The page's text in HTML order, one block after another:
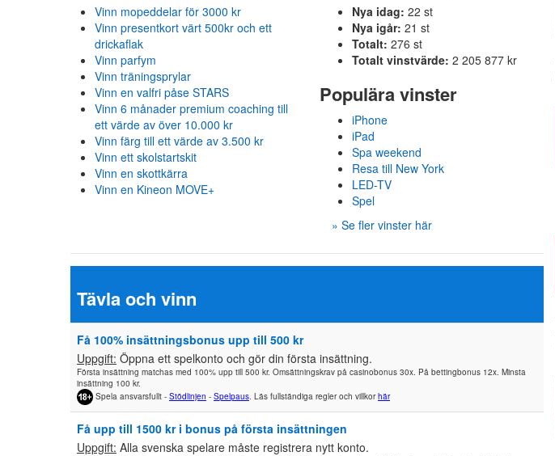
Vinn mopeddelar för 3000 kr
Vinn presentkort värt 500kr och ett
drickaflak
Vinn parfym
Vinn träningsprylar
Vinn en valfri påse STARS
Vinn 6 månader premium coaching till
ett värde av över 10.000 kr
Vinn färg till ett värde av 3.500 kr
Vinn ett skolstartskit
Vinn en skottkärra
Vinn en Kineon MOVE+
Nya idag: 22 st
Nya igår: 21 st
Totalt: 276 st
Totalt vinstvärde: 2 205 877 kr
Populära vinster
iPhone
iPad
Spa weekend
Resa till New York
LED-TV
Spel
» Se fler vinster här
Tävla och vinn
Få 100% insättningsbonus upp till 500 kr
Uppgift: Öppna ett spelkonto och gör din första insättning.
Första insättning matchas med 100% upp till 500 kr. Omsättningskrav på casinobonus 30x. På bettingbonus 12x. Minsta
insättning 100 kr.
Spela ansvarsfullt - Stödlinjen - Spelpaus . Läs fullständiga regler och villkorhär
Få upp till 1500 kr i bonus på första insättningen
Uppgift: Alla svenska spelare måste registrera nytt konto.